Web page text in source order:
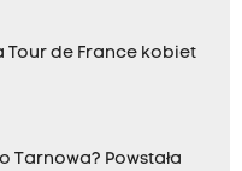
de France kobiet
Tarnowa? Powstała